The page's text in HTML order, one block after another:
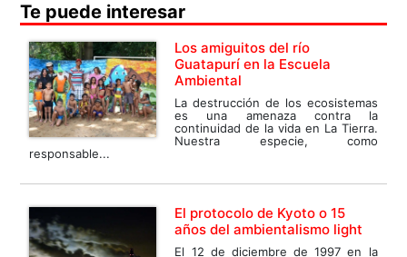
Te puede interesar
Los amiguitos del río
Guatapurí en la Escuela
Ambiental
La destrucción de los ecosistemas
es una amenaza contra la
continuidad de la vida en La Tierra.
Nuestra especie, como
responsable...
El protocolo de Kyoto o 15
años del ambientalismo light
El 12 de diciembre de 1997 en la